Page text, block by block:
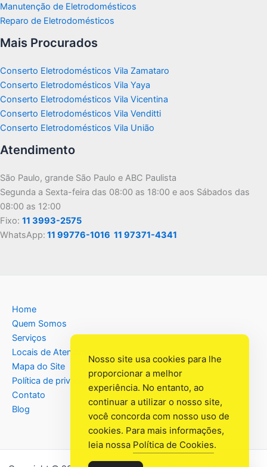
Manutenção de Eletrodomésticos
Reparo de Eletrodomésticos
Mais Procurados
Conserto Eletrodomésticos Vila Zamataro
Conserto Eletrodomésticos Vila Yaya
Conserto Eletrodomésticos Vila Vicentina
Conserto Eletrodomésticos Vila Venditti
Conserto Eletrodomésticos Vila União
Atendimento
São Paulo, grande São Paulo e ABC Paulista
Segunda a Sexta-feira das 08:00 as 18:00 e aos Sábados das
08:00 as 12:00
Fixo: 11 3993-2575
WhatsApp: 11 99776-1016 11 97371-4341
Home
Quem Somos
Serviços
Locais de Atendimento
Mapa do Site
Política de privacidade
Contato
Blog
Nosso site usa cookies para lhe
proporcionar a melhor
experiência. No entanto, ao
continuar a utilizar o nosso site,
você concorda com nosso uso de
cookies. Para mais informações,
leia nossa Política de Cookies.